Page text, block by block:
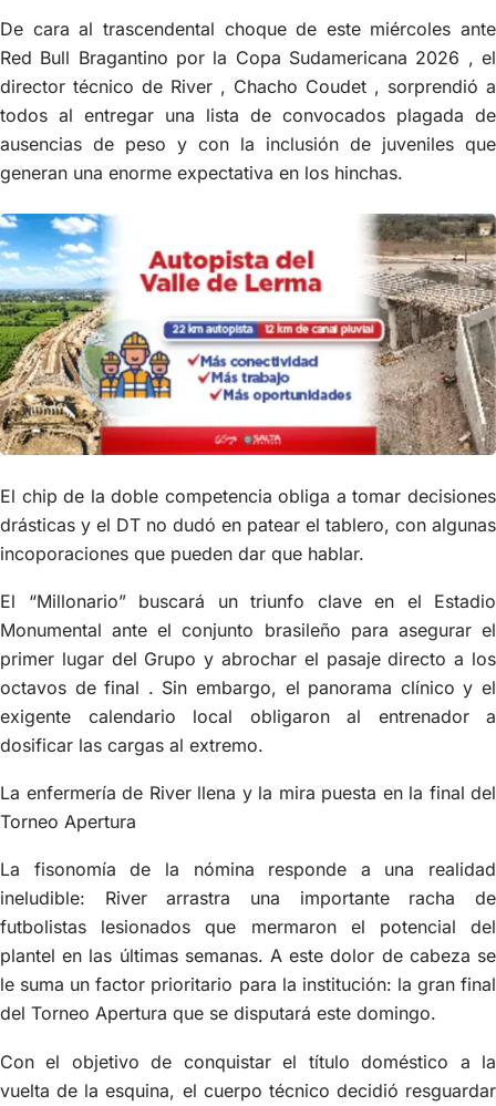
De cara al trascendental choque de este miércoles ante
Red Bull Bragantino por la Copa Sudamericana 2026 , el
director técnico de River , Chacho Coudet , sorprendió a
todos al entregar una lista de convocados plagada de
ausencias de peso y con la inclusión de juveniles que
generan una enorme expectativa en los hinchas.
El chip de la doble competencia obliga a tomar decisiones
drásticas y el DT no dudó en patear el tablero, con algunas
incoporaciones que pueden dar que hablar.
El “Millonario” buscará un triunfo clave en el Estadio
Monumental ante el conjunto brasileño para asegurar el
primer lugar del Grupo y abrochar el pasaje directo a los
octavos de final . Sin embargo, el panorama clínico y el
exigente calendario local obligaron al entrenador a
dosificar las cargas al extremo.
La enfermería de River llena y la mira puesta en la final del
Torneo Apertura
La fisonomía de la nómina responde a una realidad
ineludible: River arrastra una importante racha de
futbolistas lesionados que mermaron el potencial del
plantel en las últimas semanas. A este dolor de cabeza se
le suma un factor prioritario para la institución: la gran final
del Torneo Apertura que se disputará este domingo.
Con el objetivo de conquistar el título doméstico a la
vuelta de la esquina, el cuerpo técnico decidió resguardar